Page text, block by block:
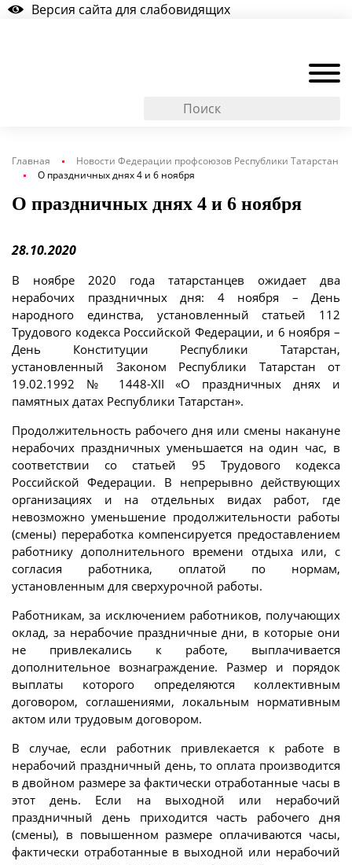
Версия сайта для слабовидящих
Главная
Новости Федерации профсоюзов Республики Татарстан
О праздничных днях 4 и 6 ноября
О праздничных днях 4 и 6 ноября
28.10.2020
В ноябре 2020 года татарстанцев ожидает два
нерабочих праздничных дня: 4 ноября – День
народного единства, установленный статьей 112
Трудового кодекса Российской Федерации, и 6 ноября –
День Конституции Республики Татарстан,
установленный Законом Республики Татарстан от
19.02.1992 № 1448-XII «О праздничных днях и
памятных датах Республики Татарстан».
Продолжительность рабочего дня или смены накануне
нерабочих праздничных уменьшается на один час, в
соответствии со статьей 95 Трудового кодекса
Российской Федерации. В непрерывно действующих
организациях и на отдельных видах работ, где
невозможно уменьшение продолжительности работы
(смены) переработка компенсируется предоставлением
работнику дополнительного времени отдыха или, с
согласия работника, оплатой по нормам,
установленным для сверхурочной работы.
Работникам, за исключением работников, получающих
оклад, за нерабочие праздничные дни, в которые они
не привлекались к работе, выплачивается
дополнительное вознаграждение. Размер и порядок
выплаты которого определяются коллективным
договором, соглашениями, локальным нормативным
актом или трудовым договором.
В случае, если работник привлекается к работе в
нерабочий праздничный день, то оплата производится
в двойном размере за фактически отработанные часы в
этот день. Если на выходной или нерабочий
праздничный день приходится часть рабочего дня
(смены), в повышенном размере оплачиваются часы,
фактически отработанные в выходной или нерабочий